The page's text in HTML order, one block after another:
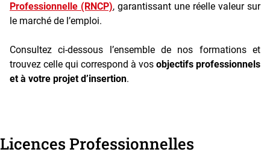
Professionnelle (RNCP), garantissant une réelle valeur sur
le marché de l’emploi.
Consultez ci-dessous l’ensemble de nos formations et
trouvez celle qui correspond à vos objectifs professionnels
et à votre projet d’insertion.
Licences Professionnelles